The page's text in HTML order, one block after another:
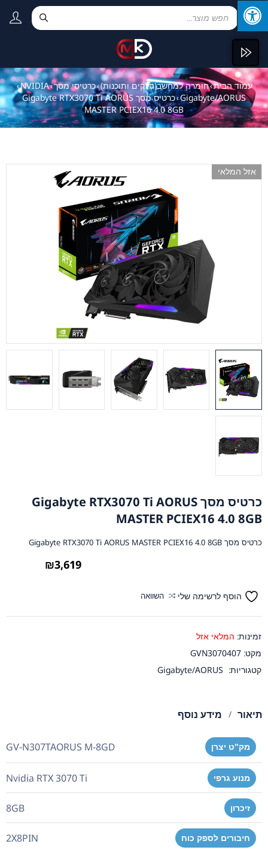
עמוד הבית›חומרה למחשב(חלקים ותוכנות)›כרטיסי מסך›
NVIDIA
›
Gigabyte/AORUS
›
כרטיס מסך Gigabyte RTX3070 Ti AORUS
MASTER PCIEX16 4.0 8GB
אזל המלאי
כרטיס מסך Gigabyte RTX3070 Ti AORUS
MASTER PCIEX16 4.0 8GB
כרטיס מסך Gigabyte RTX3070 Ti AORUS MASTER PCIEX16 4.0 8GB
₪3,619
הוסף לרשימה שלי השוואה
זמינות: המלאי אזל
מקט: GVN3070407
קטגוריות: Gigabyte/AORUS
תיאור מידע נוסף
מק"ט יצרן GV-N307TAORUS M-8GD
מנוע גרפי Nvidia RTX 3070 Ti
זיכרון 8GB
חיבורים לספק כוח 2X8PIN